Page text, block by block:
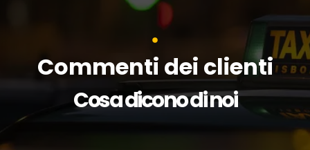
Commenti dei clienti
Cosa dicono di noi